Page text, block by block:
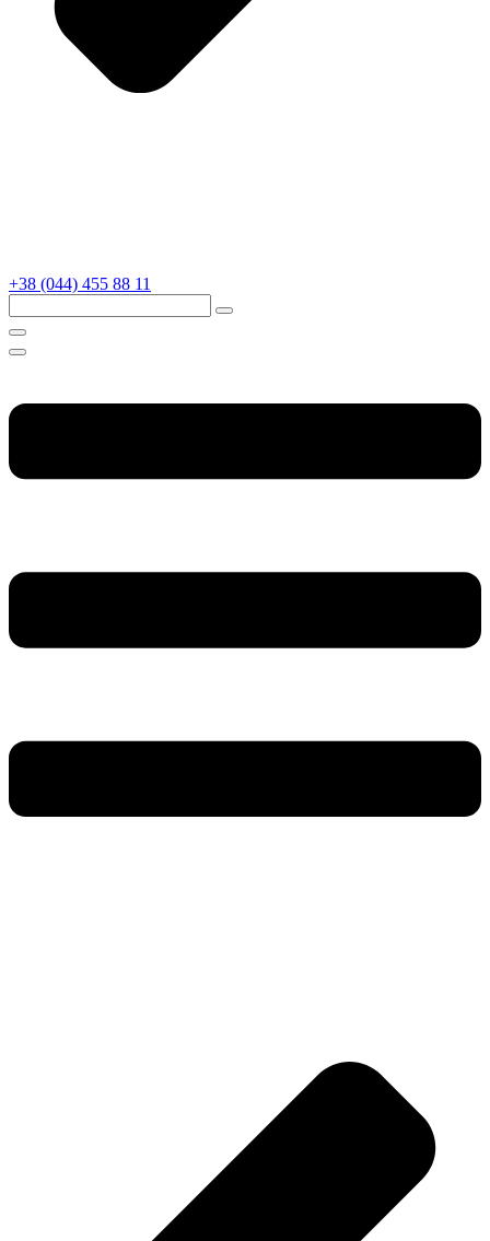
+38 (044) 455 88 11